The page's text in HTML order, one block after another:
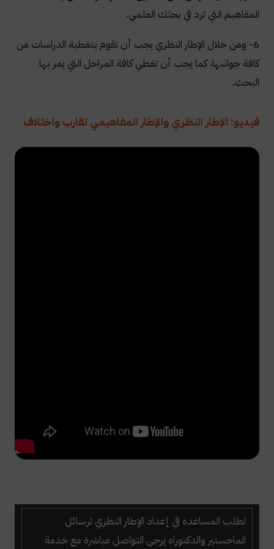
المفاهيم التي ترد في بحثك العلمي.
6- ومن خلال الإطار النظري يجب أن تقوم بتغطية الدراسات من
كافة جوانبها، كما يجب أن تغطي كافة المراحل التي يمر بها
البحث.
فيديو: الإطار النظري والإطار المفاهيمي تقارب واختلاف
لطلب المساعدة في إعداد الإطار النظري لرسائل
الماجستير والدكتوراه يرجى التواصل مباشرة مع خدمة